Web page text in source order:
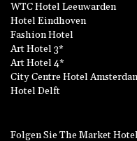
WTC Hotel Leeuwarden
Hotel Eindhoven
Fashion Hotel
Art Hotel 3*
Art Hotel 4*
City Centre Hotel
Hotel Delft
Folgen Sie The Market